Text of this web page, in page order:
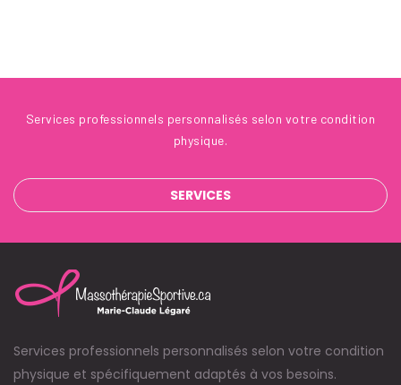
Services professionnels personnalisés selon votre condition
physique.
SERVICES
Services professionnels personnalisés selon votre condition
physique et spécifiquement adaptés à vos besoins.